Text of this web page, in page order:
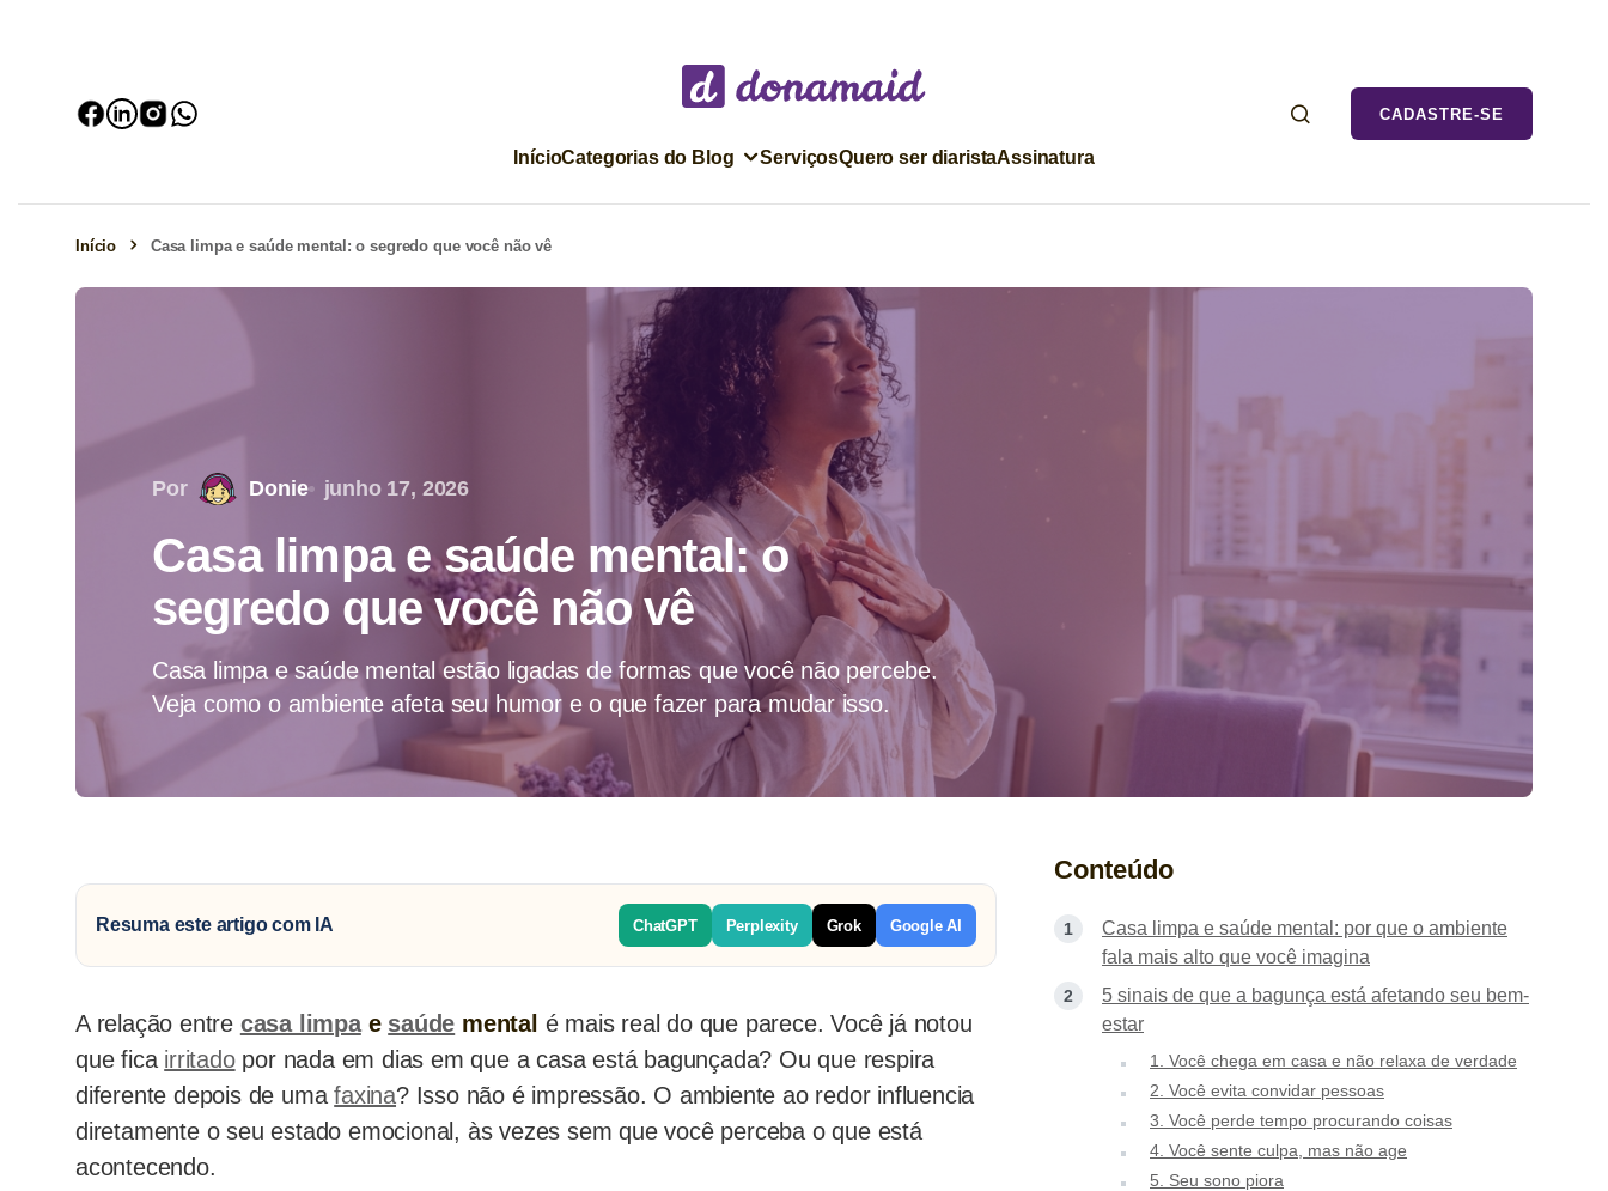
CADASTRE-SE
InícioCategorias do Blog ServiçosQuero ser diaristaAssinatura
Início Casa limpa e saúde mental: o segredo que você não vê
Por Donie junho 17, 2026
Casa limpa e saúde mental: o
segredo que você não vê
Casa limpa e saúde mental estão ligadas de formas que você não percebe.
Veja como o ambiente afeta seu humor e o que fazer para mudar isso.
Resuma este artigo com IA ChatGPT Perplexity Grok Google AI
A relação entre casa limpae saúde mental é mais real do que parece. Você já notou
que fica irritadopor nada em dias em que a casa está bagunçada? Ou que respira
diferente depois de umafaxina? Isso não é impressão. O ambiente ao redor influencia
diretamente o seu estado emocional, às vezes sem que você perceba o que está
acontecendo.
Conteúdo
Casa limpa e saúde mental: por que o ambiente
fala mais alto que você imagina
5 sinais de que a bagunça está afetando seu bem-
estar
1. Você chega em casa e não relaxa de verdade
2. Você evita convidar pessoas
3. Você perde tempo procurando coisas
4. Você sente culpa, mas não age
5. Seu sono piora